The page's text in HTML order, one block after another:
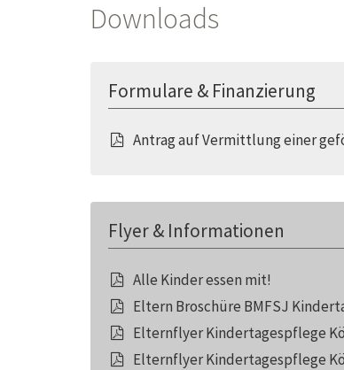
Downloads
Formulare & Finanzierung
Antrag auf Vermittlung einer
Flyer & Informationen
Alle Kinder essen mit!
Eltern Broschüre BMFSJ
Elternflyer Kindertagespflege
Elternflyer Kindertagespflege